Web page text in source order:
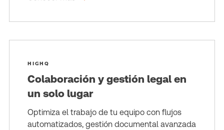
HIGHQ
Colaboración y gestión legal en
un solo lugar
Optimiza el trabajo de tu equipo con flujos
automatizados, gestión documental avanzada